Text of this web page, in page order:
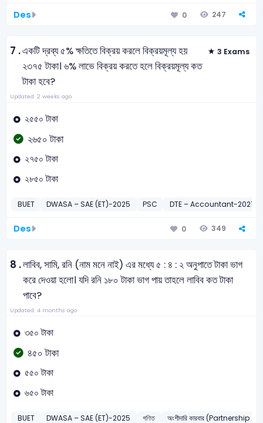
Des 0 247
7 .একটি দ্রব্য ৫% ক্ষতিতে বিক্রয় করলে বিক্রয়মূল্য হয়
২৩৭৫ টাকা। ৬% লাভে বিক্রয় করতে হলে বিক্রয়মূল্য কত
টাকা হবে?
3 Exams
Updated: 2 weeks ago
২৫৫০ টাকা
২৬৫০ টাকা
২৭৫০ টাকা
২৮৫০ টাকা
BUET DWASA – SAE (ET)-2025 PSC DTE – Accountant-2021
Des 0 349
8 .লাবিব, সামি, রনি (নাম মনে নাই) এর মধ্যে ৫ : ৪ : ২ অনুপাতে টাকা ভাগ
করে দেওয়া হলো। যদি রনি ১৮০ টাকা ভাগ পায় তাহলে লাবিব কত টাকা
পাবে?
Updated: 4 months ago
৩৫০ টাকা
৪৫০ টাকা
৫৫০ টাকা
৬৫০ টাকা
BUET DWASA – SAE (ET)-2025 গণিত অংশীদারি কারবার (Partnership